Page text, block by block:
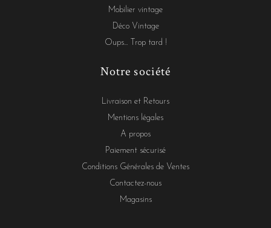
Mobilier vintage
Déco Vintage
Oups... Trop tard !
Notre société
Livraison et Retours
Mentions légales
A propos
Paiement sécurisé
Conditions Générales de Ventes
Contactez-nous
Magasins